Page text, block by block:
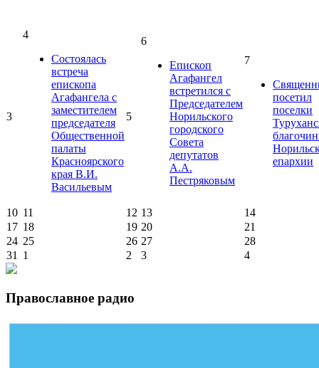
3
4
Состоялась
встреча
епископа
Агафангела с
заместителем
председателя
Общественной
палаты
Красноярского
края В.И.
Васильевым
5
6
Епископ
Агафангел
встретился с
Председателем
Норильского
городского
Совета
депутатов
А.А.
Пестряковым
7
посетил
поселки
епархии
10 11 12 13
14
17 18 19 20
21
24 25 26 27
28
31 1 2 3 4
Православное радио